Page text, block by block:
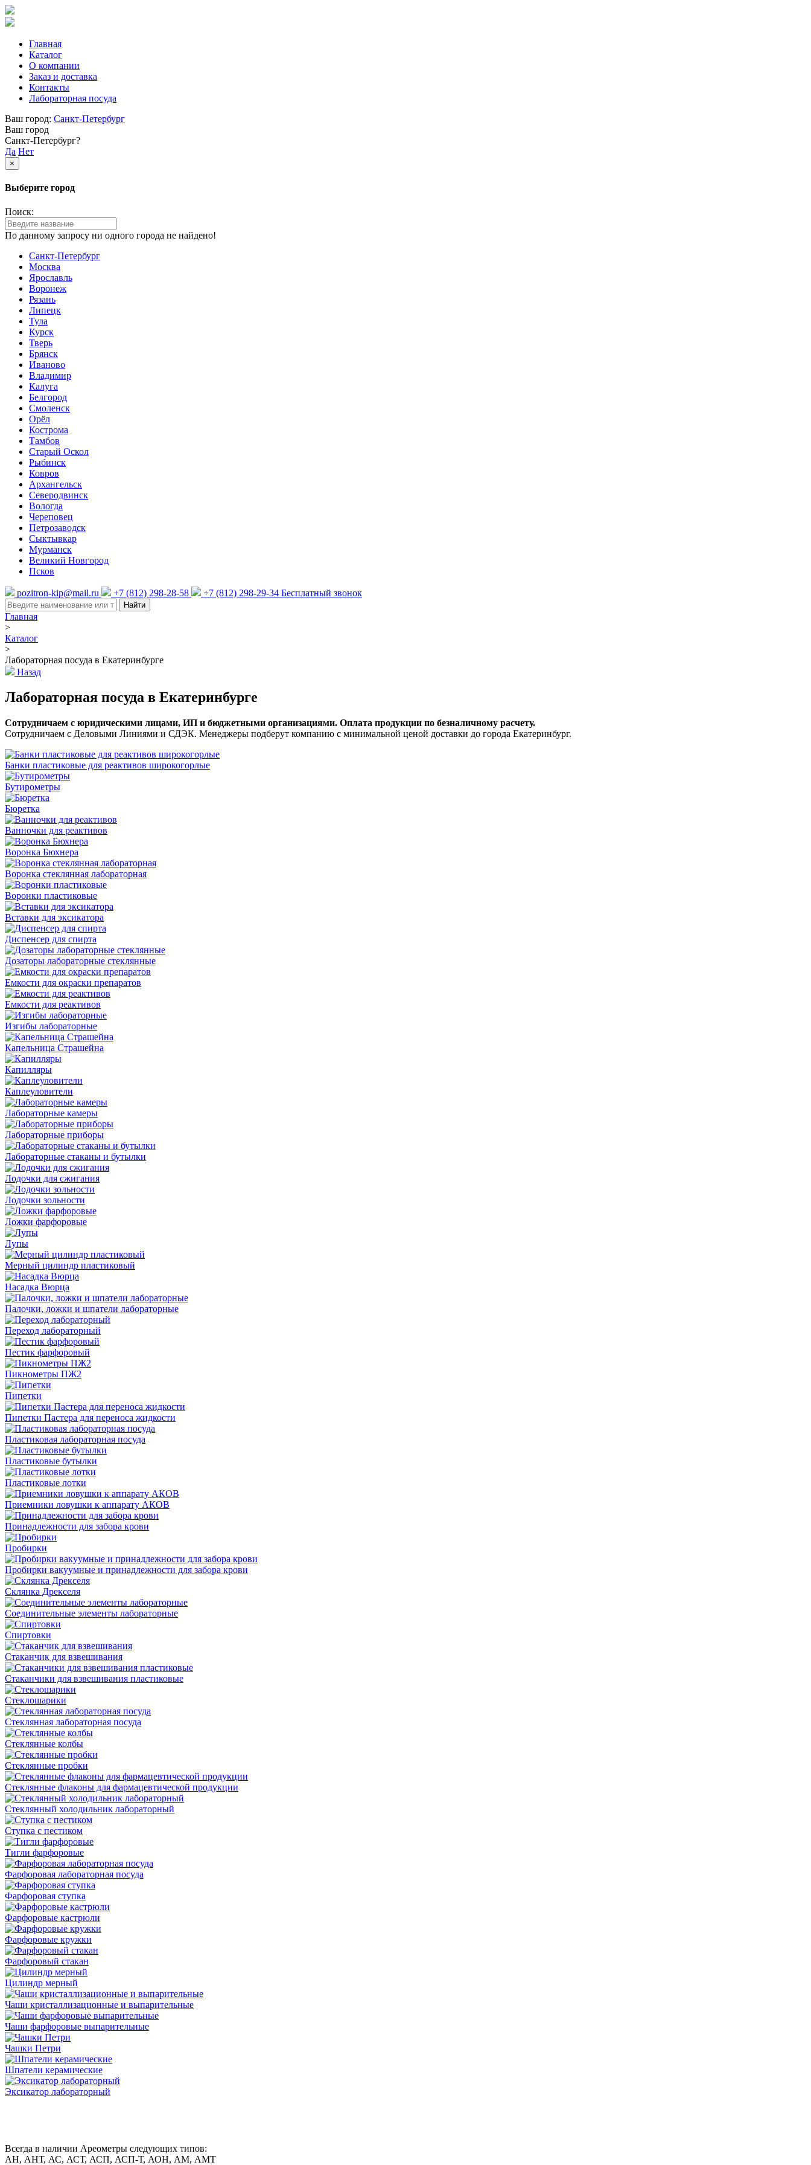
Главная
Каталог
О компании
Заказ и доставка
Контакты
Лабораторная посуда
Ваш город: Санкт-Петербург
Ваш город
Санкт-Петербург?
Да Нет
×
Выберите город
Поиск:
По данному запросу ни одного города не найдено!
Санкт-Петербург
Москва
Ярославль
Воронеж
Рязань
Липецк
Тула
Курск
Тверь
Брянск
Иваново
Владимир
Калуга
Белгород
Смоленск
Орёл
Кострома
Тамбов
Старый Оскол
Рыбинск
Ковров
Архангельск
Северодвинск
Вологда
Череповец
Петрозаводск
Сыктывкар
Мурманск
Великий Новгород
Псков
pozitron-kip@mail.ru +7 (812) 298-28-58 +7 (812) 298-29-34 Бесплатный звонок
Найти
Главная
>
Каталог
>
Лабораторная посуда в Екатеринбурге
Назад
Лабораторная посуда в Екатеринбурге
Сотрудничаем с юридическими лицами, ИП и бюджетными организациями. Оплата продукции по безналичному расчету.
Сотрудничаем с Деловыми Линиями и СДЭК. Менеджеры подберут компанию с минимальной ценой доставки до города Екатеринбург.
Банки пластиковые для реактивов широкогорлые
Бутирометры
Бюретка
Ванночки для реактивов
Воронка Бюхнера
Воронка стеклянная лабораторная
Воронки пластиковые
Вставки для эксикатора
Диспенсер для спирта
Дозаторы лабораторные стеклянные
Емкости для окраски препаратов
Емкости для реактивов
Изгибы лабораторные
Капельница Страшейна
Капилляры
Каплеуловители
Лабораторные камеры
Лабораторные приборы
Лабораторные стаканы и бутылки
Лодочки для сжигания
Лодочки зольности
Ложки фарфоровые
Лупы
Мерный цилиндр пластиковый
Насадка Вюрца
Палочки, ложки и шпатели лабораторные
Переход лабораторный
Пестик фарфоровый
Пикнометры ПЖ2
Пипетки
Пипетки Пастера для переноса жидкости
Пластиковая лабораторная посуда
Пластиковые бутылки
Пластиковые лотки
Приемники ловушки к аппарату АКОВ
Принадлежности для забора крови
Пробирки
Пробирки вакуумные и принадлежности для забора крови
Склянка Дрекселя
Соединительные элементы лабораторные
Спиртовки
Стаканчик для взвешивания
Стаканчики для взвешивания пластиковые
Стеклошарики
Стеклянная лабораторная посуда
Стеклянные колбы
Стеклянные пробки
Стеклянные флаконы для фармацевтической продукции
Стеклянный холодильник лабораторный
Ступка с пестиком
Тигли фарфоровые
Фарфоровая лабораторная посуда
Фарфоровая ступка
Фарфоровые кастрюли
Фарфоровые кружки
Фарфоровый стакан
Цилиндр мерный
Чаши кристаллизационные и выпарительные
Чаши фарфоровые выпарительные
Чашки Петри
Шпатели керамические
Эксикатор лабораторный
Всегда в наличии Ареометры следующих типов:
АН, АНТ, АС, АСТ, АСП, АСП-Т, АОН, АМ, АМТ